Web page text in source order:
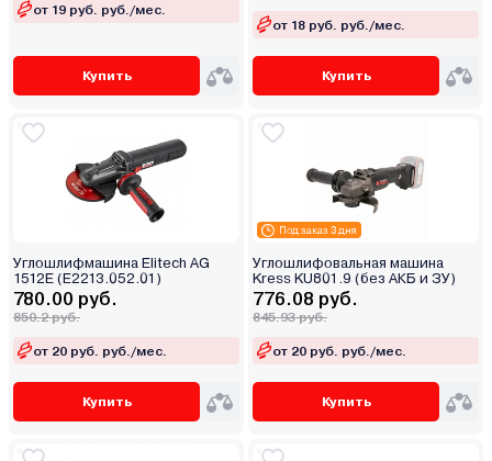
от 19 руб. руб./мес.
Купить
от 18 руб. руб./мес.
Купить
Углошлифмашина Elitech AG
1512E (E2213.052.01)
780.00 руб.
850.2 руб.
от 20 руб. руб./мес.
Купить
Под заказ 3 дня
Углошлифовальная машина
Kress KU801.9 (без АКБ и ЗУ)
776.08 руб.
845.93 руб.
от 20 руб. руб./мес.
Купить